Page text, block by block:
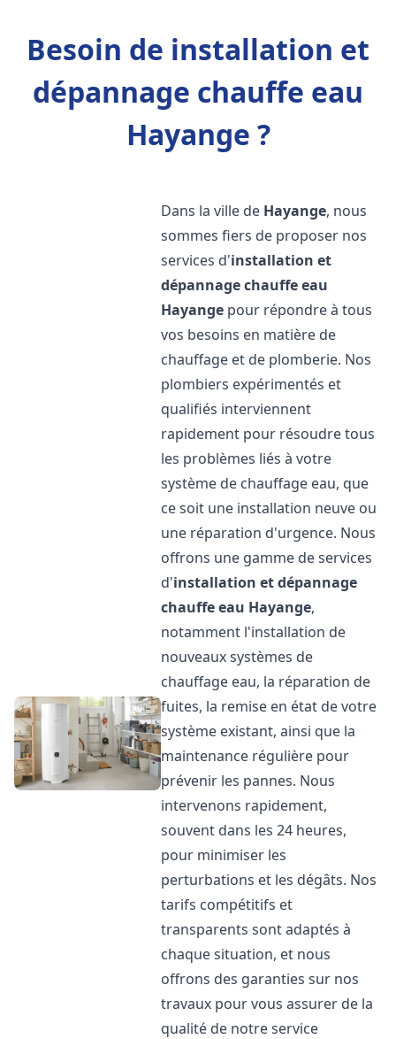
Besoin de installation et
dépannage chauffe eau
Hayange ?
Dans la ville de Hayange, nous
sommes fiers de proposer nos
services d'installation et
dépannage chauffe eau
Hayange pour répondre à tous
vos besoins en matière de
chauffage et de plomberie. Nos
plombiers expérimentés et
qualifiés interviennent
rapidement pour résoudre tous
les problèmes liés à votre
système de chauffage eau, que
ce soit une installation neuve ou
une réparation d'urgence. Nous
offrons une gamme de services
d'installation et dépannage
chauffe eau Hayange,
notamment l'installation de
nouveaux systèmes de
chauffage eau, la réparation de
fuites, la remise en état de votre
système existant, ainsi que la
maintenance régulière pour
prévenir les pannes. Nous
intervenons rapidement,
souvent dans les 24 heures,
pour minimiser les
perturbations et les dégâts. Nos
tarifs compétitifs et
transparents sont adaptés à
chaque situation, et nous
offrons des garanties sur nos
travaux pour vous assurer de la
qualité de notre service